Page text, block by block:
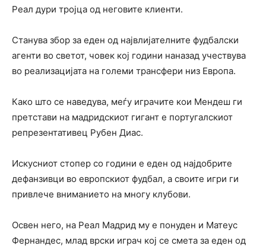
Реал дури тројца од неговите клиенти.
Станува збор за еден од највлијателните фудбалски
агенти во светот, човек кој години наназад учествува
во реализацијата на големи трансфери низ Европа.
Како што се наведува, меѓу играчите кои Мендеш ги
претстави на мадридскиот гигант е португалскиот
репрезентативец Рубен Диас.
Искусниот стопер со години е еден од најдобрите
дефанзивци во европскиот фудбал, а своите игри ги
привлече вниманието на многу клубови.
Освен него, на Реал Мадрид му е понуден и Матеус
Фернандес, млад врски играч кој се смета за еден од